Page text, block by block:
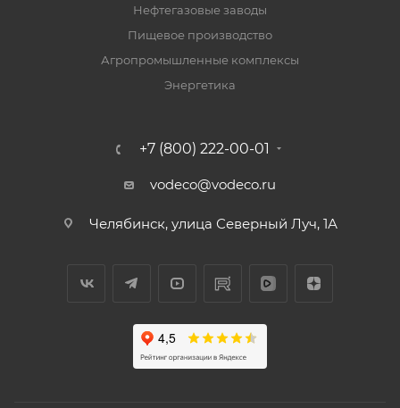
Нефтегазовые заводы
Пищевое производство
Агропромышленные комплексы
Энергетика
+7 (800) 222-00-01
vodeco@vodeco.ru
Челябинск, улица Северный Луч, 1А